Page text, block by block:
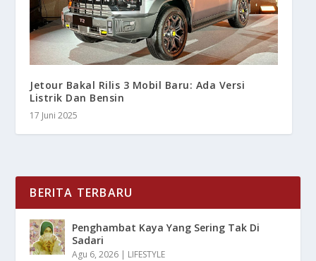
Jetour Bakal Rilis 3 Mobil Baru: Ada Versi
Listrik Dan Bensin
17 Juni 2025
BERITA TERBARU
Penghambat Kaya Yang Sering Tak Di
Sadari
Agu 6, 2026 | LIFESTYLE